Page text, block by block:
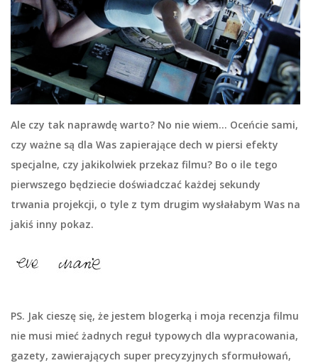
Ale czy tak naprawdę warto? No nie wiem… Oceńcie sami,
czy ważne są dla Was zapierające dech w piersi efekty
specjalne, czy jakikolwiek przekaz filmu? Bo o ile tego
pierwszego będziecie doświadczać każdej sekundy
trwania projekcji, o tyle z tym drugim wysłałabym Was na
jakiś inny pokaz.
PS. Jak cieszę się, że jestem blogerką i moja recenzja filmu
nie musi mieć żadnych reguł typowych dla wypracowania,
gazety, zawierających super precyzyjnych sformułowań,